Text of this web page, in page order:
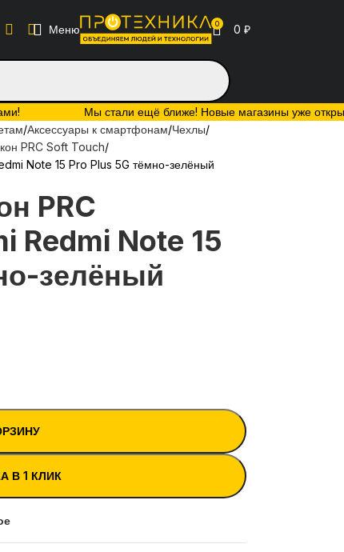
Мы стали ещё ближе! Новые магазины уже
Меню 0 0 ₽
Аксессуары к смартфонам Чехлы
PRC Soft Touch
Note 15 Pro Plus 5G тёмно-зелёный
PRC
Redmi Note 15
зелёный
В 1 КЛИК